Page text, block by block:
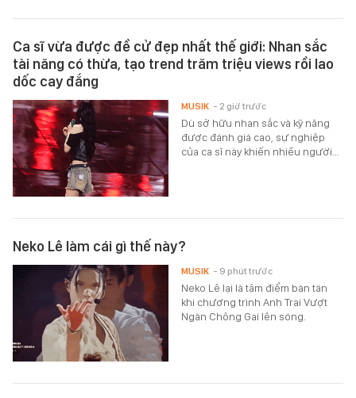
Ca sĩ vừa được đề cử đẹp nhất thế giới: Nhan sắc
tài năng có thừa, tạo trend trăm triệu views rồi lao
dốc cay đắng
Dù sở hữu nhan sắc và kỹ năng
được đánh giá cao, sự nghiệp
của ca sĩ này khiến nhiều người…
MUSIK - 2 giờ trước
Neko Lê làm cái gì thế này?
Neko Lê lại là tâm điểm bàn tán
khi chương trình Anh Trai Vượt
Ngàn Chông Gai lên sóng.
MUSIK - 9 phút trước